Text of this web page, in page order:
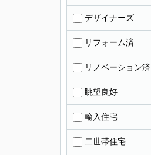
デザイナーズ
リフォーム済
リノベーション済
眺望良好
輸入住宅
二世帯住宅